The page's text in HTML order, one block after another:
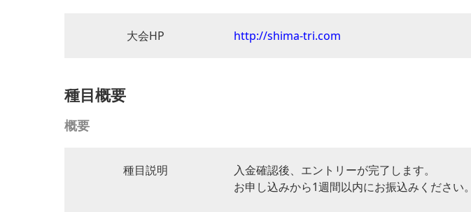
大会HP http://shima-tri.com
種目概要
概要
種目説明
入金確認後、エントリーが完了します。
お申し込みから1週間以内にお振込みください。